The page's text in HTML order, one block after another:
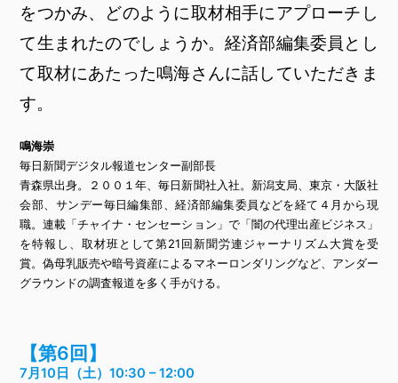
をつかみ、どのように取材相手にアプローチし
て生まれたのでしょうか。経済部編集委員とし
て取材にあたった鳴海さんに話していただきま
す。
鳴海崇
毎日新聞デジタル報道センター副部長
青森県出身。２００１年、毎日新聞社入社。新潟支局、東京・大阪社
会部、サンデー毎日編集部、経済部編集委員などを経て４月から現
職。連載「チャイナ・センセーション」で「闇の代理出産ビジネス」
を特報し、取材班として第21回新聞労連ジャーナリズム大賞を受
賞。偽母乳販売や暗号資産によるマネーロンダリングなど、アンダー
グラウンドの調査報道を多く手がける。
【第6回】
7月10日（土）10:30 – 12:00